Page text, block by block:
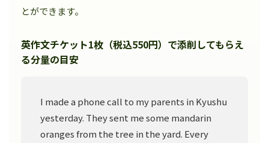
とができます。
英作文チケット1枚（税込550円）で添削してもらえ
る分量の目安
I made a phone call to my parents in Kyushu
yesterday. They sent me some mandarin
oranges from the tree in the yard. Every